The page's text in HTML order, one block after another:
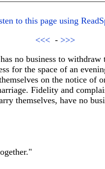
<<< - >>>
no business to
for the space of an
on the notice
Fidelity and
themselves, have no